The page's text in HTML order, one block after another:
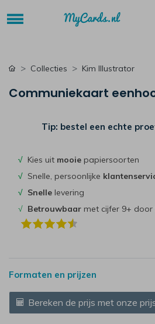
Collecties Kim Illustrator
Communiekaart
Tip: bestel een echte
√ Kies uit mooie papiersoorten
√ Snelle, persoonlijke
√ Snelle levering
√ Betrouwbaar met cijfer 9+ door
Formaten en prijzen
Bereken de prijs met onze